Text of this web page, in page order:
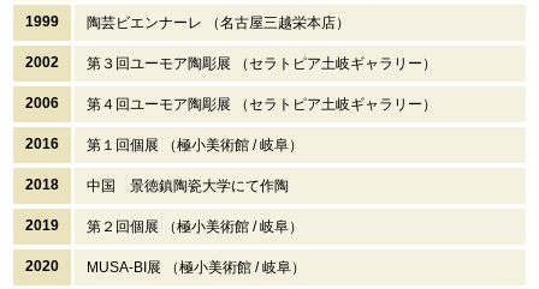
1999 陶芸ビエンナーレ （名古屋三越栄本店）
2002 第３回ユーモア陶彫展 （セラトピア土岐ギャラリー）
2006 第４回ユーモア陶彫展 （セラトピア土岐ギャラリー）
2016 第１回個展 （極小美術館 / 岐阜）
2018 中国 景徳鎮陶瓷大学にて作陶
2019 第２回個展 （極小美術館 / 岐阜）
2020 MUSA-BI展 （極小美術館 / 岐阜）